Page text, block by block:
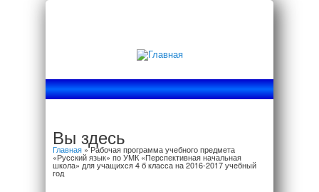
Вы здесь
Главная» Рабочая программа учебного предмета
«Русский язык» по УМК «Перспективная начальная
школа» для учащихся 4 б класса на 2016-2017 учебный
год